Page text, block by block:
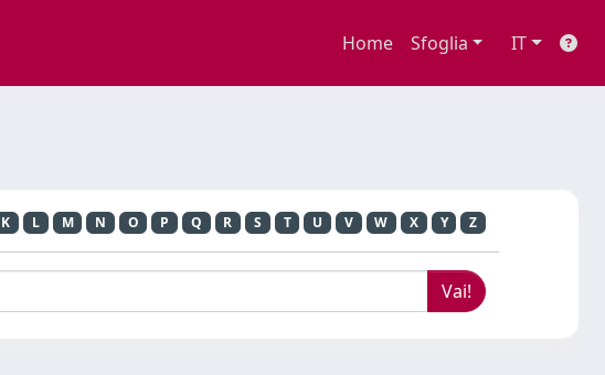
Home Sfoglia IT
K L M N O P Q R S T U V W X Y Z